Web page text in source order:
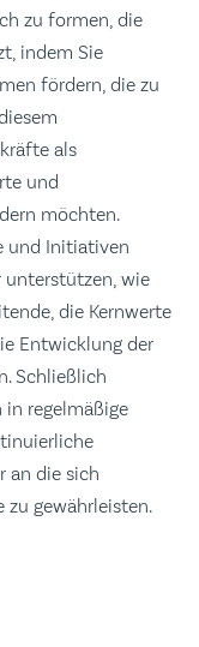
zu formen, die
indem Sie
fördern, die zu
als
und
möchten.
und Initiativen
wie
die Kernwerte
Entwicklung der
Schließlich
regelmäßige
an die sich
zu gewährleisten.